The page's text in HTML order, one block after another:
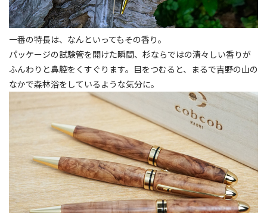
一番の特長は、なんといってもその香り。
パッケージの試験管を開けた瞬間、杉ならではの清々しい香りが
ふんわりと鼻腔をくすぐります。目をつむると、まるで吉野の山の
なかで森林浴をしているような気分に。